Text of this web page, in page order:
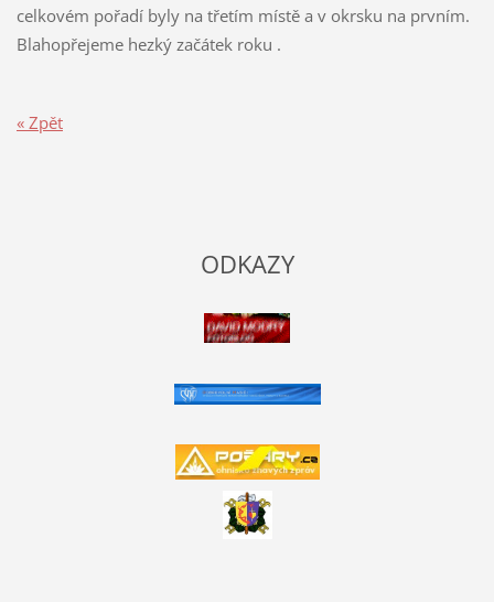
celkovém pořadí byly na třetím místě a v okrsku na prvním.
Blahopřejeme hezký začátek roku .
« Zpět
ODKAZY